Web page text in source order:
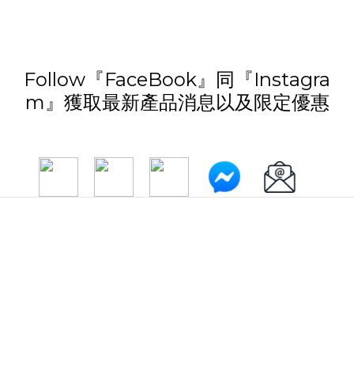
Follow『FaceBook』同『Instagra
m』獲取最新產品消息以及限定優惠